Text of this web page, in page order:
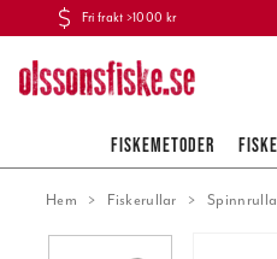
Fri frakt >1000 kr
FISKEMETODER
Hem Fiskerullar